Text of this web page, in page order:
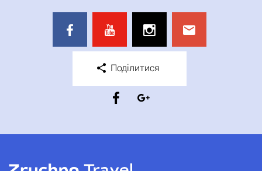
Поділитися